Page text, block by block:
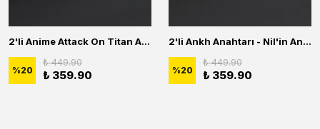
2'li Anime Attack On Titan Acrylic Maria Anime Naruto Erkek Kadın Kolye Seti
%20
₺ 449.90
₺ 359.90
2'li Ankh Anahtarı - Nil'in Anahtarı - Kuru Kafa Erkek Kadın Kolye Seti
%20
₺ 449.90
₺ 359.90